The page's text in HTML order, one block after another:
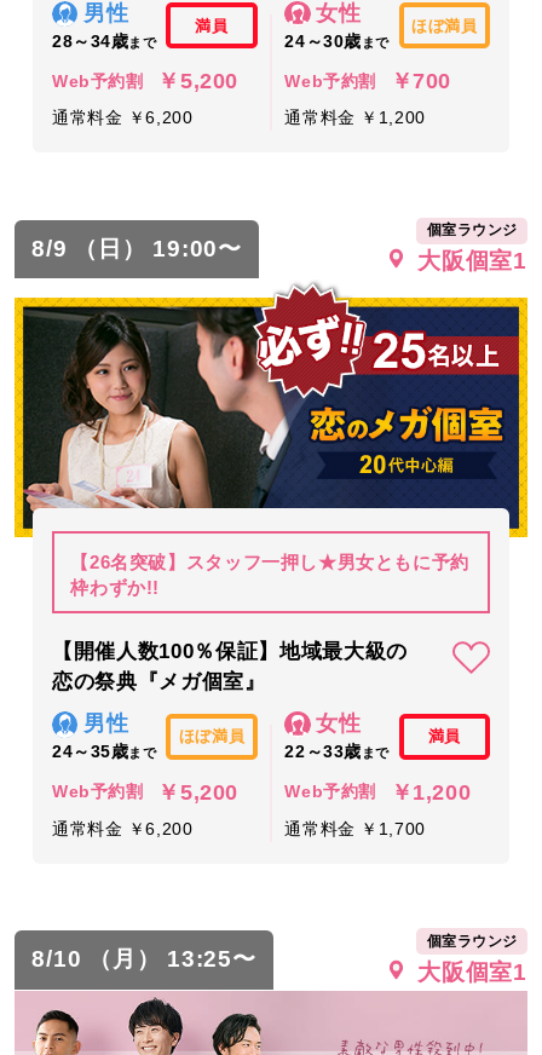
男性
28～34歳まで
満員
Web予約割 ￥5,200
通常料金 ￥6,200
女性
24～30歳 まで
ほぼ満員
Web予約割 ￥700
通常料金 ￥1,200
8/9 （日） 19:00〜
個室ラウンジ
大阪個室1
【26名突破】スタッフ一押し★男女ともに予約
枠わずか!!
【開催人数100％保証】地域最大級の
恋の祭典『メガ個室』
男性
24～35歳まで
ほぼ満員
Web予約割 ￥5,200
通常料金 ￥6,200
女性
22～33歳 まで
満員
Web予約割 ￥1,200
通常料金 ￥1,700
8/10 （月） 13:25〜
個室ラウンジ
大阪個室1